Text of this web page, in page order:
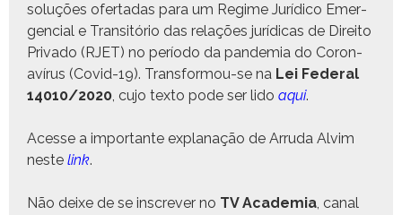
soluções ofer­tadas para um Regime Jurídi­co Emer­
gen­cial e Tran­sitório das relações jurídi­cas de Dire­ito
Pri­va­do (RJET) no perío­do da pan­demia do Coro­n­
avírus (Covid-19). Trans­for­mou-se na Lei Fed­er­al
14010/2020, cujo tex­to pode ser lido aqui.
Acesse a impor­tante explanação de Arru­da Alvim
neste link.
Não deixe de se inscr­ev­er no TV Acad­e­mia, canal